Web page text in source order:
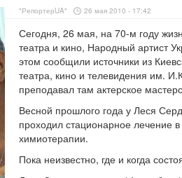
"РепортерUA" 26 мая 2010 - 17:42
Сегодня, 26 мая, на 70-м году
театра и кино, Народный артист
этом сообщили источники из
театра, кино и телевидения им.
преподавал там актерское
Весной прошлого года у Леся
проходил стационарное лечение
химиотерапии.
Пока неизвестно, где и когда